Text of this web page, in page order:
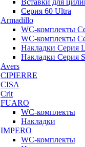
Вставки для
Серия 60 Ultra
Armadillo
WC-комплекты
WC-комплекты
Накладки Серия
Накладки Серия
Avers
CIPIERRE
CISA
Crit
FUARO
WC-комплекты
Накладки
IMPERO
WC-комплекты